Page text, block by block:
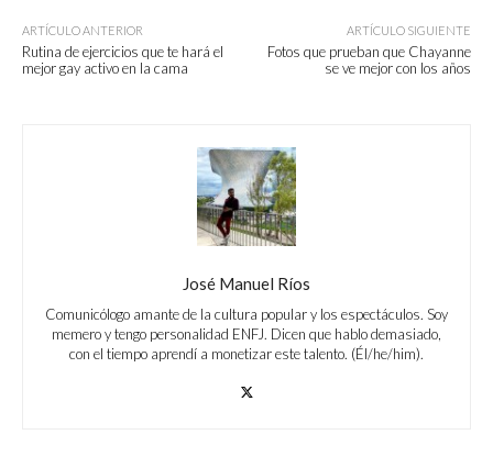
ARTÍCULO ANTERIOR
Rutina de ejercicios que te hará el
mejor gay activo en la cama
ARTÍCULO SIGUIENTE
Fotos que prueban que Chayanne
se ve mejor con los años
José Manuel Ríos
Comunicólogo amante de la cultura popular y los espectáculos. Soy
memero y tengo personalidad ENFJ. Dicen que hablo demasiado,
con el tiempo aprendí a monetizar este talento. (Él/he/him).